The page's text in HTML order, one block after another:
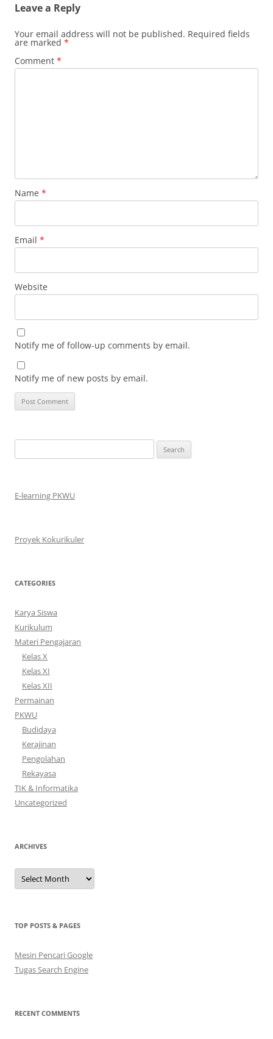
Leave a Reply
Your email address will not be published. Required fields
are marked *
Comment *
Name *
Email *
Website
Notify me of follow-up comments by email.
Notify me of new posts by email.
for:
E-learning PKWU
Proyek Kokurikuler
CATEGORIES
Karya Siswa
Kurikulum
Materi Pengajaran
Kelas X
Kelas XI
Kelas XII
Permainan
PKWU
Budidaya
Kerajinan
Pengolahan
Rekayasa
TIK & Informatika
Uncategorized
ARCHIVES
Archives
TOP POSTS & PAGES
Mesin Pencari Google
Tugas Search Engine
RECENT COMMENTS